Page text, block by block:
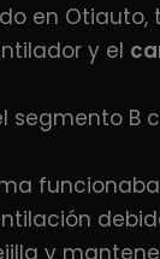
en Otiauto,
y el
segmento B
y